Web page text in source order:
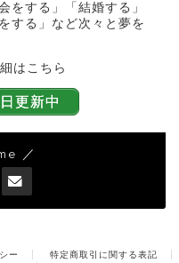
をする」「結婚する」
する」など次々と夢を
はこちら
更新中
／
ー
特定商取引に関する表記